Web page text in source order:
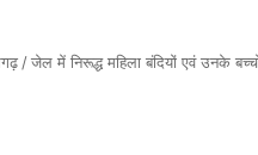
/जेल में निरूद्ध महिला बंदियों एवं उनके